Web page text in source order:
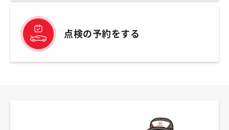
点検の予約をする